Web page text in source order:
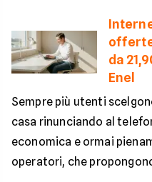
da
Enel
Sempre più utenti
casa rinunciando al
economica e ormai
operatori, che